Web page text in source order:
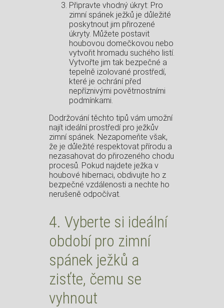
Připravte vhodný úkryt: Pro
zimní spánek ježků je důležité
poskytnout jim přirozené
úkryty. Můžete postavit
houbovou domečkovou nebo
vytvořit hromadu suchého listí.
Vytvořte jim tak bezpečné a
tepelně izolované prostředí,
které je ochrání před
nepříznivými povětrnostními
podmínkami.
Dodržování těchto tipů vám umožní
najít ideální prostředí pro ježkův
zimní spánek. Nezapomeňte však,
že je důležité respektovat přírodu a
nezasahovat do přirozeného chodu
procesů. Pokud najdete ježka v
houbové hibernaci, obdivujte ho z
bezpečné vzdálenosti a nechte ho
nerušeně odpočívat.
4. Vyberte si ideální
období pro zimní
spánek ježků a
zisťte, čemu se
vyhnout